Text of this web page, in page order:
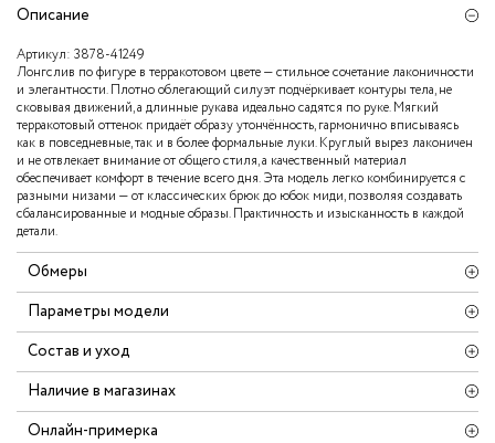
Описание
Артикул: 3878-41249
Лонгслив по фигуре в терракотовом цвете — стильное сочетание лаконичности
и элегантности. Плотно облегающий силуэт подчёркивает контуры тела, не
сковывая движений, а длинные рукава идеально садятся по руке. Мягкий
терракотовый оттенок придаёт образу утончённость, гармонично вписываясь
как в повседневные, так и в более формальные луки. Круглый вырез лаконичен
и не отвлекает внимание от общего стиля, а качественный материал
обеспечивает комфорт в течение всего дня. Эта модель легко комбинируется с
разными низами — от классических брюк до юбок миди, позволяя создавать
сбалансированные и модные образы. Практичность и изысканность в каждой
детали.
Обмеры
Параметры модели
Состав и уход
Наличие в магазинах
Онлайн-примерка